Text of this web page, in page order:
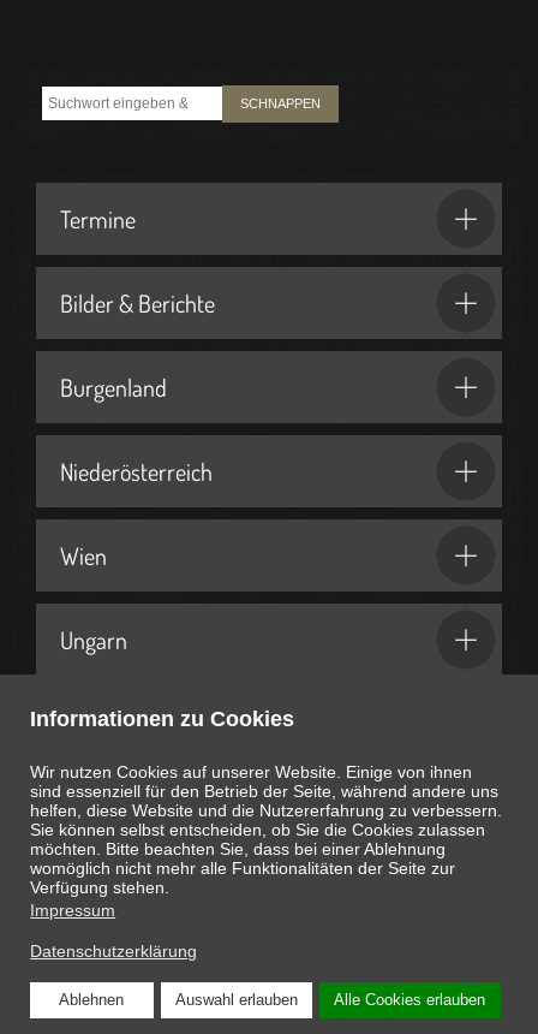
Informationen zu Cookies
Wir nutzen Cookies auf unserer Website. Einige von ihnen
sind essenziell für den Betrieb der Seite, während andere uns
helfen, diese Website und die Nutzererfahrung zu verbessern.
Sie können selbst entscheiden, ob Sie die Cookies zulassen
möchten. Bitte beachten Sie, dass bei einer Ablehnung
womöglich nicht mehr alle Funktionalitäten der Seite zur
Verfügung stehen.
Impressum
Datenschutzerklärung
Ablehnen Auswahl erlauben Alle Cookies erlauben
SCHNAPPEN
Termine
Bilder & Berichte
Burgenland
Niederösterreich
Wien
Ungarn
Geschenkideen & Partner
Heute istAugust 10, 2026 09:02:03 Uhr